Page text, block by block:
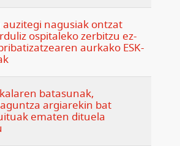
auzitegi nagusiak ontzat
ospitaleko zerbitzu ez-
aurkako ESK-
batasunak,
argiarekin bat
ematen dituela